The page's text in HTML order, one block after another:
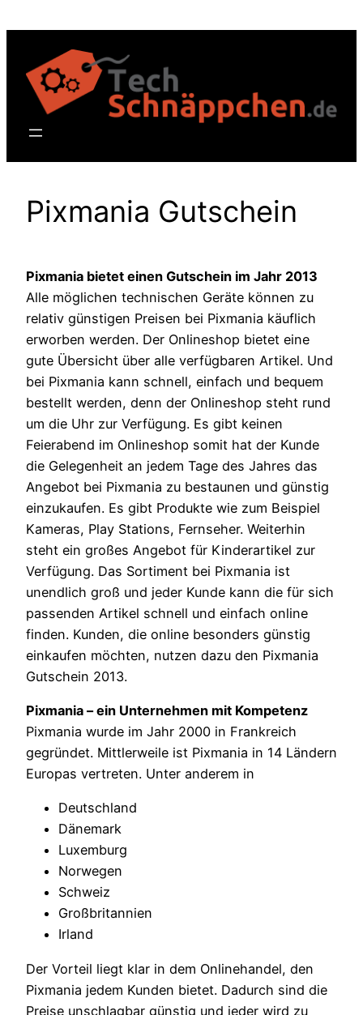
springen
Pixmania Gutschein
Pixmania bietet einen Gutschein im Jahr 2013
Alle möglichen technischen Geräte können zu
relativ günstigen Preisen bei Pixmania käuflich
erworben werden. Der Onlineshop bietet eine
gute Übersicht über alle verfügbaren Artikel. Und
bei Pixmania kann schnell, einfach und bequem
bestellt werden, denn der Onlineshop steht rund
um die Uhr zur Verfügung. Es gibt keinen
Feierabend im Onlineshop somit hat der Kunde
die Gelegenheit an jedem Tage des Jahres das
Angebot bei Pixmania zu bestaunen und günstig
einzukaufen. Es gibt Produkte wie zum Beispiel
Kameras, Play Stations, Fernseher. Weiterhin
steht ein großes Angebot für Kinderartikel zur
Verfügung. Das Sortiment bei Pixmania ist
unendlich groß und jeder Kunde kann die für sich
passenden Artikel schnell und einfach online
finden. Kunden, die online besonders günstig
einkaufen möchten, nutzen dazu den Pixmania
Gutschein 2013.
Pixmania – ein Unternehmen mit Kompetenz
Pixmania wurde im Jahr 2000 in Frankreich
gegründet. Mittlerweile ist Pixmania in 14 Ländern
Europas vertreten. Unter anderem in
Deutschland
Dänemark
Luxemburg
Norwegen
Schweiz
Großbritannien
Irland
Der Vorteil liegt klar in dem Onlinehandel, den
Pixmania jedem Kunden bietet. Dadurch sind die
Preise unschlagbar günstig und jeder wird zu